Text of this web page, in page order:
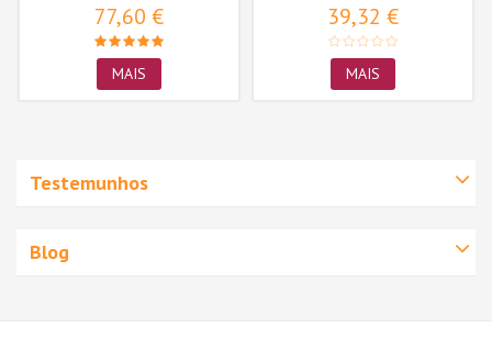
77,60 €
MAIS
39,32 €
MAIS
Testemunhos
Blog